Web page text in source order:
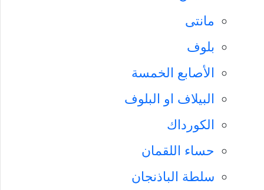
مانتی
بلوف
الأصابع الخمسة
البيلاف او البلوف
الكورداك
حساء اللقمان
سلطة الباذنجان